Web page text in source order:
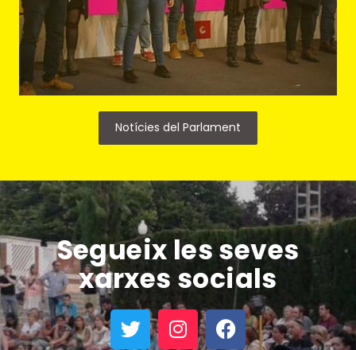
Notícies del Parlament
Segueix les seves
xarxes socials